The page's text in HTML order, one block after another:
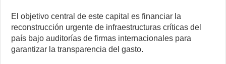
El objetivo central de este capital es financiar la
reconstrucción urgente de infraestructuras críticas del
país bajo auditorías de firmas internacionales para
garantizar la transparencia del gasto.